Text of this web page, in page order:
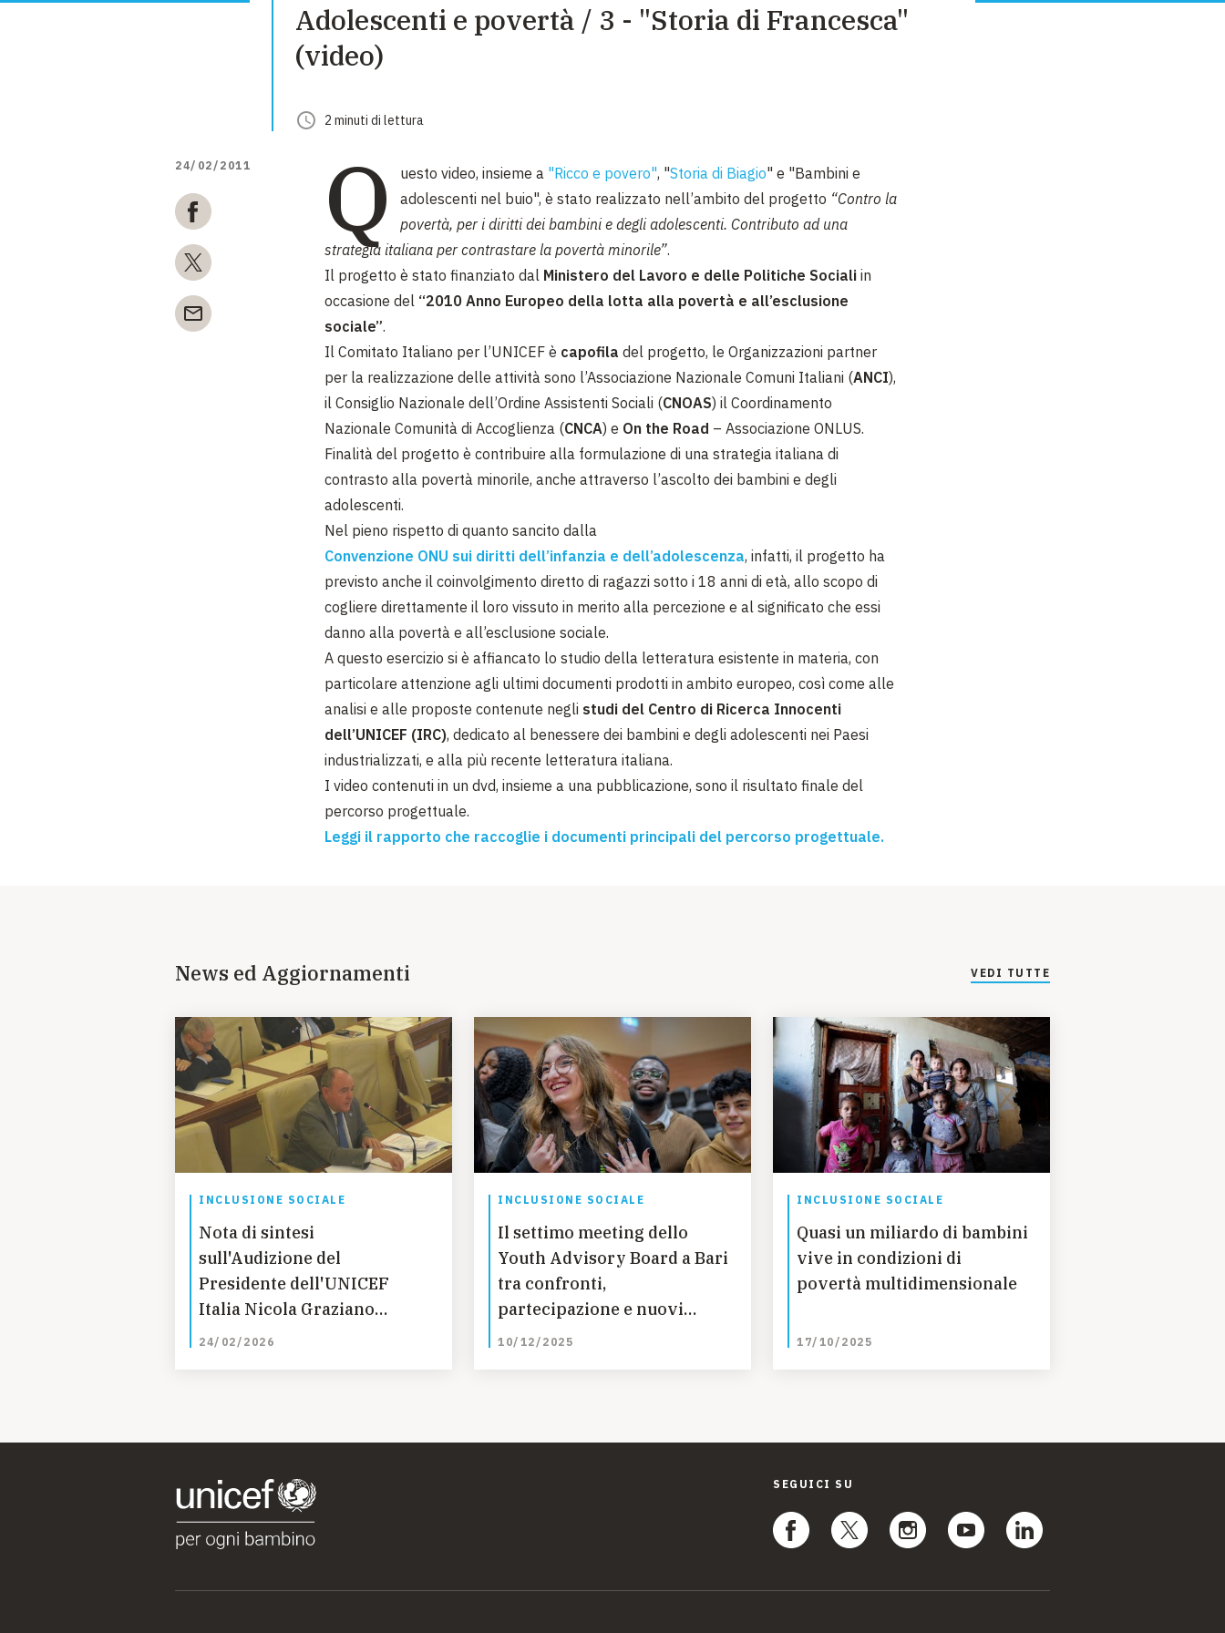
EMERGENZE
Adolescenti e povertà / 3 - "Storia di Francesca"
(video)
2 minuti di lettura
24/02/2011 Q uesto video, insieme a "Ricco e povero", "Storia di Biagio" e "Bambini e
adolescenti nel buio", è stato realizzato nell’ambito del progetto “Contro la
povertà, per i diritti dei bambini e degli adolescenti. Contributo ad una
strategia italiana per contrastare la povertà minorile”.
Il progetto è stato finanziato dal Ministero del Lavoro e delle Politiche Sociali in
occasione del “2010 Anno Europeo della lotta alla povertà e all’esclusione
sociale”.
Il Comitato Italiano per l’UNICEF è capofila del progetto, le Organizzazioni partner
per la realizzazione delle attività sono l’Associazione Nazionale Comuni Italiani (ANCI),
il Consiglio Nazionale dell’Ordine Assistenti Sociali (CNOAS) il Coordinamento
Nazionale Comunità di Accoglienza (CNCA) e On the Road – Associazione ONLUS.
Finalità del progetto è contribuire alla formulazione di una strategia italiana di
contrasto alla povertà minorile, anche attraverso l’ascolto dei bambini e degli
adolescenti.
Nel pieno rispetto di quanto sancito dalla
Convenzione ONU sui diritti dell’infanzia e dell’adolescenza, infatti, il progetto ha
previsto anche il coinvolgimento diretto di ragazzi sotto i 18 anni di età, allo scopo di
cogliere direttamente il loro vissuto in merito alla percezione e al significato che essi
danno alla povertà e all’esclusione sociale.
A questo esercizio si è affiancato lo studio della letteratura esistente in materia, con
particolare attenzione agli ultimi documenti prodotti in ambito europeo, così come alle
analisi e alle proposte contenute negli studi del Centro di Ricerca Innocenti
dell’UNICEF (IRC), dedicato al benessere dei bambini e degli adolescenti nei Paesi
industrializzati, e alla più recente letteratura italiana.
I video contenuti in un dvd, insieme a una pubblicazione, sono il risultato finale del
percorso progettuale.
Leggi il rapporto che raccoglie i documenti principali del percorso progettuale.
News ed Aggiornamenti VEDI TUTTE
INCLUSIONE SOCIALE
Nota di sintesi
sull'Audizione del
Presidente dell'UNICEF
Italia Nicola Graziano
presso la Commissione
24/02/2026
INCLUSIONE SOCIALE
Il settimo meeting dello
Youth Advisory Board a Bari
tra confronti,
partecipazione e nuovi
progetti
10/12/2025
INCLUSIONE SOCIALE
Quasi un miliardo di bambini
vive in condizioni di
povertà multidimensionale
17/10/2025
SEGUICI SU